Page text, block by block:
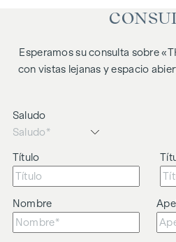
Esperamos su consulta sobre
con vistas lejanas y espacio
Saludo
Título
Nombre